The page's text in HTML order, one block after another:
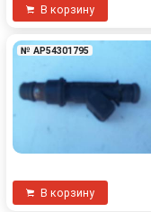
В корзину
№ AP54301795
В корзину